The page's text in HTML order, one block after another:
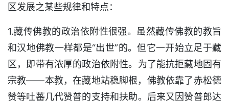
区发展之某些规律和特点：
1.藏传佛教的政治依附性很强。虽然藏传佛教的教旨
和汉地佛教一样都是“出世”的。但它一开始立足于藏
区，即带有浓厚的政治依附性。为了能抗拒藏地固有
宗教——本教，在藏地站稳脚根，佛教依靠了赤松德
赞等吐蕃几代赞普的支持和扶助。后来又因赞普郎达